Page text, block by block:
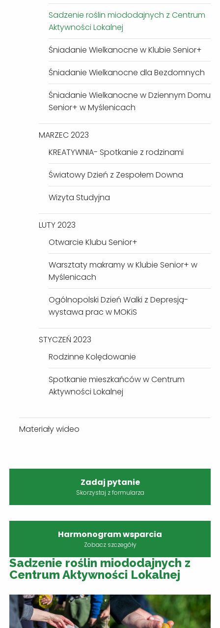
Sadzenie roślin miododajnych z Centrum
Aktywności Lokalnej
Śniadanie Wielkanocne w Klubie Senior+
Śniadanie Wielkanocne dla Bezdomnych
Śniadanie Wielkanocne w Dziennym Domu
Senior+ w Myślenicach
MARZEC 2023
KREATYWNIA- Spotkanie z rodzinami
Światowy Dzień z Zespołem Downa
Wizyta Studyjna
LUTY 2023
Otwarcie Klubu Senior+
Warsztaty makramy w Klubie Senior+ w
Myślenicach
Ogólnopolski Dzień Walki z Depresją-
wystawa prac w MOKiS
STYCZEŃ 2023
Rodzinne Kolędowanie
Spotkanie mieszkańców w Centrum
Aktywności Lokalnej
Materiały wideo
Zadaj pytanie
Skorzystaj z formularza
Harmonogram wsparcia
Zobacz szczegóły
Sadzenie roślin miododajnych z
Centrum Aktywności Lokalnej